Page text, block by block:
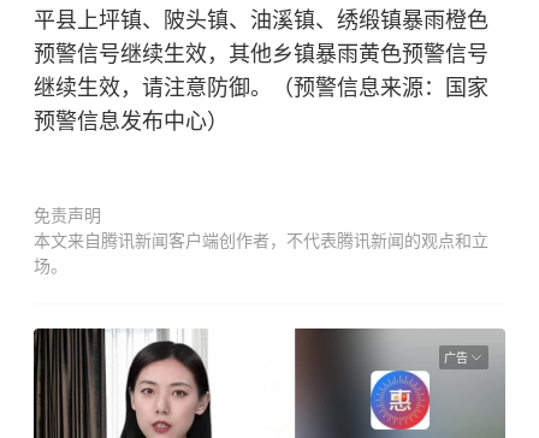
平县上坪镇、陂头镇、油溪镇、绣缎镇暴雨橙色
预警信号继续生效，其他乡镇暴雨黄色预警信号
继续生效，请注意防御。（预警信息来源：国家
预警信息发布中心）
免责声明
本文来自腾讯新闻客户端创作者，不代表腾讯新闻的观点和立
场。
广告